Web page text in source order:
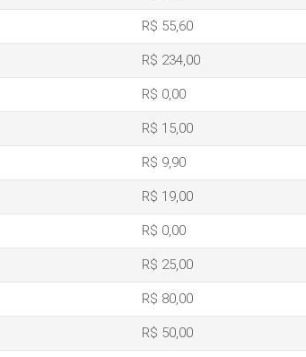
R$ 55,60
R$ 234,00
R$ 0,00
R$ 15,00
R$ 9,90
R$ 19,00
R$ 0,00
R$ 25,00
R$ 80,00
R$ 50,00